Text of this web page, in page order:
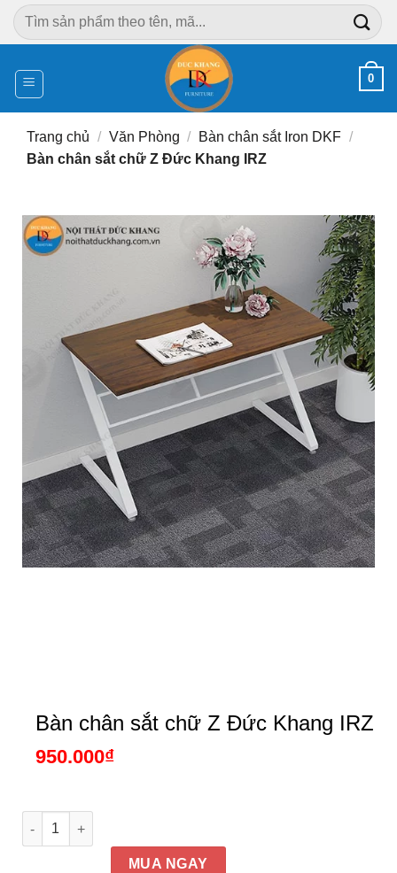
Chuyển
đến
dung
Tìm
kiếm:
0
Trang chủ / Văn Phòng / Bàn chân sắt Iron DKF /
Bàn chân sắt chữ Z Đức Khang IRZ
Bàn chân sắt chữ Z Đức Khang IRZ
950.000₫
Bàn chân sắt chữ Z Đức Khang IRZ số lượng
MUA NGAY